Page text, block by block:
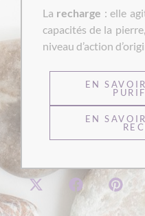
La recharge : elle
capacités de la
niveau d’action
EN
EN